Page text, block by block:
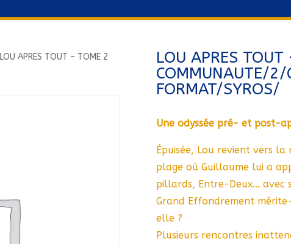
LOU APRES TOUT – TOME 2
LOU APRES
COMMUNAUTE/2/
FORMAT/SYROS/
Une odyssée pré- et post-
Épuisée, Lou revient vers
plage où Guillaume lui a
pillards, Entre-Deux… avec
Grand Effondrement
elle ?
Plusieurs rencontres